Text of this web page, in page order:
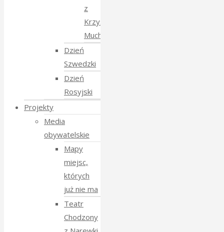
z
Krzysztofem
Mucharskim
Dzień
Szwedzki
Dzień
Rosyjski
Projekty
Media
obywatelskie
Mapy
miejsc,
których
już nie ma
Teatr
Chodzony